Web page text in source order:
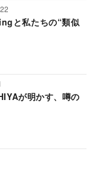
と私たちの“類似
が明かす、噂の